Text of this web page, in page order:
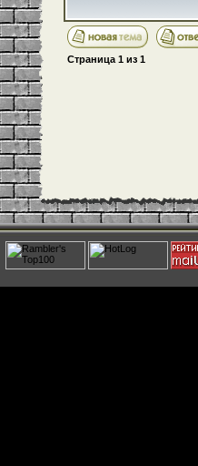
Страница 1 из 1